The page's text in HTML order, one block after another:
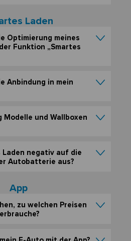
Laden
Optimierung meines
Funktion „Smartes
Anbindung in mein
Modelle und Wallboxen
negativ auf die
Autobatterie aus?
App
zu welchen Preisen